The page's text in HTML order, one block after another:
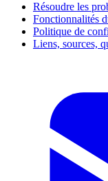
Résoudre les
Fonctionnalités
Politique de
Liens, sources,